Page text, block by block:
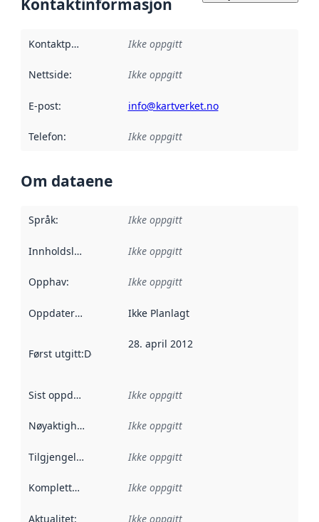
Kontaktinformasjon
Kontaktpunkt Ikke oppgitt
Nettside: Ikke oppgitt
E-post: info@kartverket.no
Telefon: Ikke oppgitt
Om dataene
Språk: Ikke oppgitt
Innholdsleverandører :
Ikke oppgitt
Opphav: Ikke oppgitt
Oppdateringsfrekvens :
Ikke Planlagt
Først utgitt:Denne datoen sier når dataene i dette
28. april 2012
Sist oppdatert Ikke oppgitt
Nøyaktighet Ikke oppgitt
Tilgjengelighet Ikke oppgitt
Kompletthet Ikke oppgitt
Aktualitet: Ikke oppgitt